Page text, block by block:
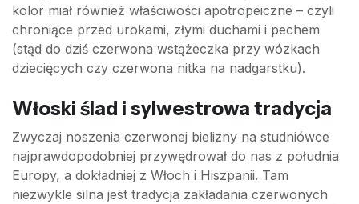
kolor miał również właściwości apotropeiczne – czyli
chroniące przed urokami, złymi duchami i pechem
(stąd do dziś czerwona wstążeczka przy wózkach
dziecięcych czy czerwona nitka na nadgarstku).
Włoski ślad i sylwestrowa tradycja
Zwyczaj noszenia czerwonej bielizny na studniówce
najprawdopodobniej przywędrował do nas z południa
Europy, a dokładniej z Włoch i Hiszpanii. Tam
niezwykle silna jest tradycja zakładania czerwonych